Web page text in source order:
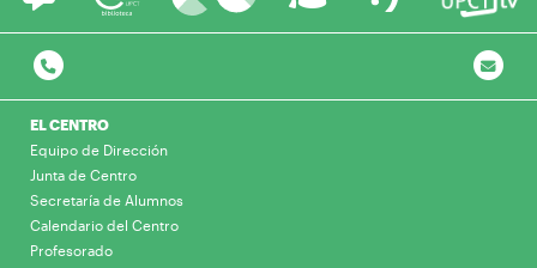
EL CENTRO
Equipo de Dirección
Junta de Centro
Secretaría de Alumnos
Calendario del Centro
Profesorado